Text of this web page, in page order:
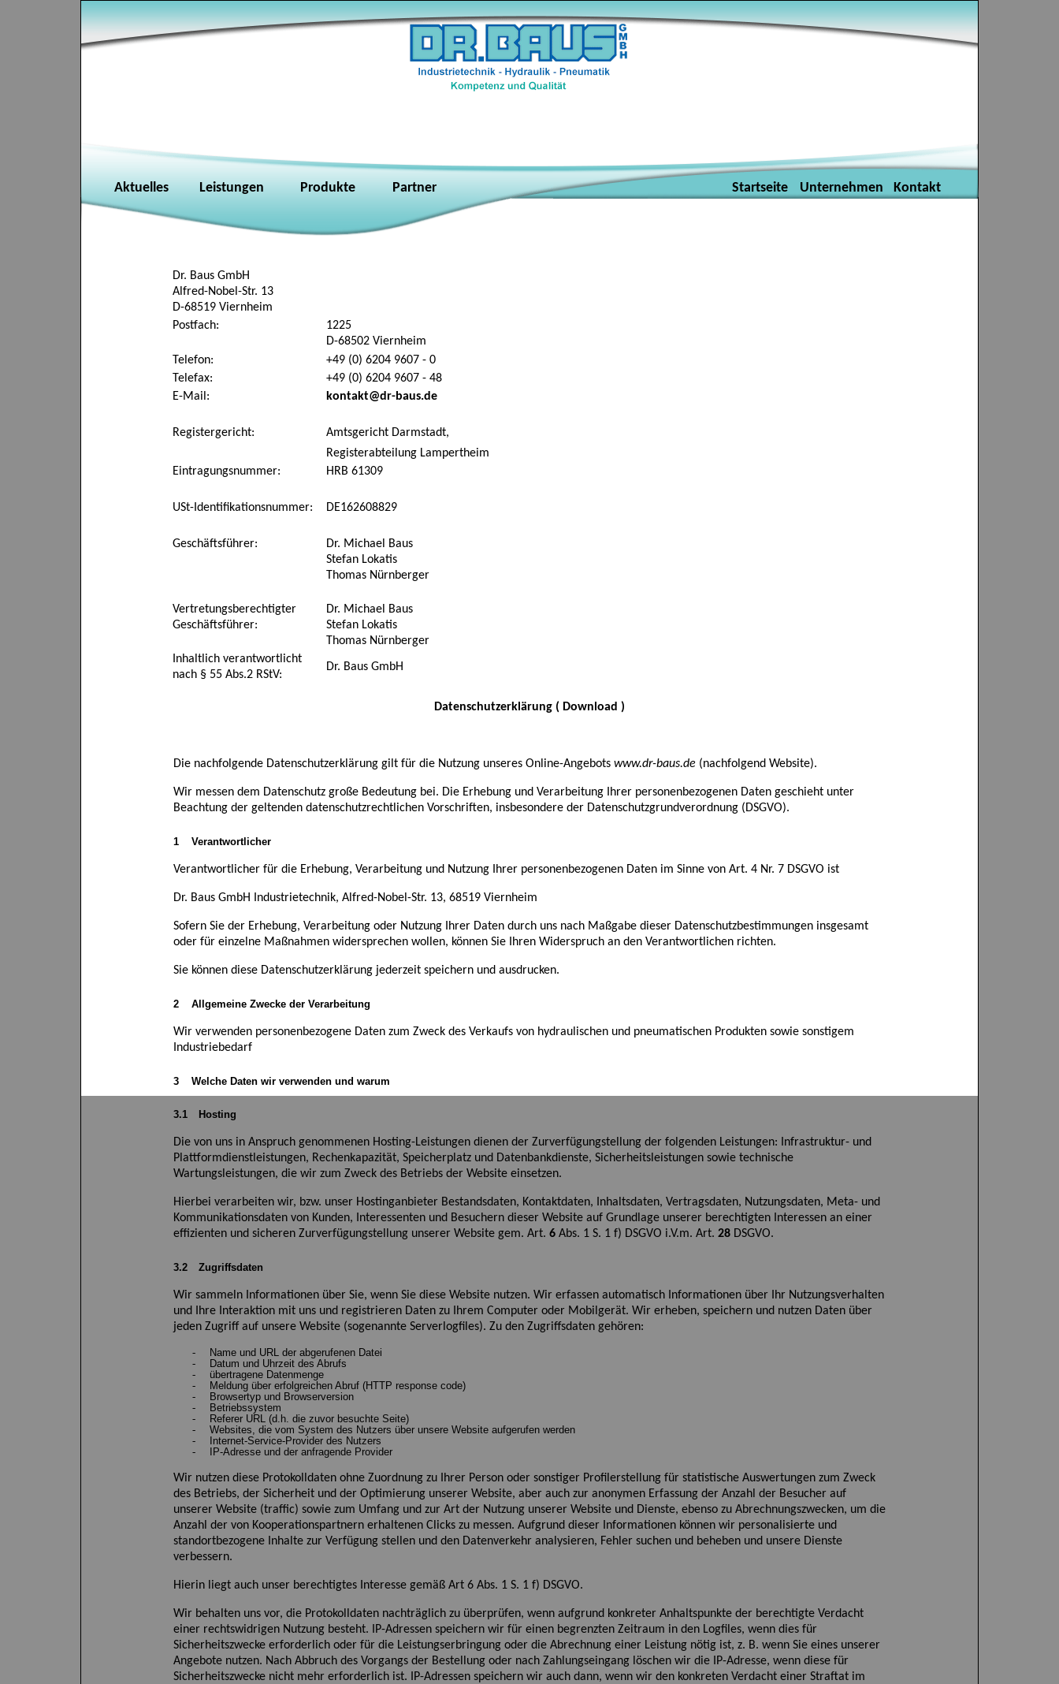
Aktuelles Leistungen Produkte Partner Startseite Unternehmen Kontakt
Dr. Baus GmbH
Alfred-Nobel-Str. 13
D-68519 Viernheim
Postfach:
1225
D-68502 Viernheim
Telefon:
+49 (0) 6204 9607 - 0
Telefax:
+49 (0) 6204 9607 - 48
E-Mail:
kontakt@dr-baus.de
Registergericht:
Amtsgericht Darmstadt,
Registerabteilung Lampertheim
Eintragungsnummer:
HRB 61309
USt-Identifikationsnummer: DE162608829
Geschäftsführer:
Dr. Michael Baus
Stefan Lokatis
Thomas Nürnberger
Vertretungsberechtigter
Geschäftsführer:
Dr. Michael Baus
Stefan Lokatis
Thomas Nürnberger
Inhaltlich verantwortlicht
nach § 55 Abs.2 RStV:
Dr. Baus GmbH
Datenschutzerklärung ( Download )
Die nachfolgende Datenschutzerklärung gilt für die Nutzung unseres Online-Angebots www.dr-baus.de (nachfolgend Website).
Wir messen dem Datenschutz große Bedeutung bei. Die Erhebung und Verarbeitung Ihrer personenbezogenen Daten geschieht unter
Beachtung der geltenden datenschutzrechtlichen Vorschriften, insbesondere der Datenschutzgrundverordnung (DSGVO).
1 Verantwortlicher
Verantwortlicher für die Erhebung, Verarbeitung und Nutzung Ihrer personenbezogenen Daten im Sinne von Art. 4 Nr. 7 DSGVO ist
Dr. Baus GmbH Industrietechnik, Alfred-Nobel-Str. 13, 68519 Viernheim
Sofern Sie der Erhebung, Verarbeitung oder Nutzung Ihrer Daten durch uns nach Maßgabe dieser Datenschutzbestimmungen insgesamt
oder für einzelne Maßnahmen widersprechen wollen, können Sie Ihren Widerspruch an den Verantwortlichen richten.
Sie können diese Datenschutzerklärung jederzeit speichern und ausdrucken.
2 Allgemeine Zwecke der Verarbeitung
Wir verwenden personenbezogene Daten zum Zweck des Verkaufs von hydraulischen und pneumatischen Produkten sowie sonstigem
Industriebedarf
3 Welche Daten wir verwenden und warum
3.1 Hosting
Die von uns in Anspruch genommenen Hosting-Leistungen dienen der Zurverfügungstellung der folgenden Leistungen: Infrastruktur- und
Plattformdienstleistungen, Rechenkapazität, Speicherplatz und Datenbankdienste, Sicherheitsleistungen sowie technische
Wartungsleistungen, die wir zum Zweck des Betriebs der Website einsetzen.
Hierbei verarbeiten wir, bzw. unser Hostinganbieter Bestandsdaten, Kontaktdaten, Inhaltsdaten, Vertragsdaten, Nutzungsdaten, Meta- und
Kommunikationsdaten von Kunden, Interessenten und Besuchern dieser Website auf Grundlage unserer berechtigten Interessen an einer
effizienten und sicheren Zurverfügungstellung unserer Website gem. Art. 6 Abs. 1 S. 1 f) DSGVO i.V.m. Art. 28 DSGVO.
3.2 Zugriffsdaten
Wir sammeln Informationen über Sie, wenn Sie diese Website nutzen. Wir erfassen automatisch Informationen über Ihr Nutzungsverhalten
und Ihre Interaktion mit uns und registrieren Daten zu Ihrem Computer oder Mobilgerät. Wir erheben, speichern und nutzen Daten über
jeden Zugriff auf unsere Website (sogenannte Serverlogfiles). Zu den Zugriffsdaten gehören:
-
Name und URL der abgerufenen Datei
-
Datum und Uhrzeit des Abrufs
-
übertragene Datenmenge
-
Meldung über erfolgreichen Abruf (HTTP response code)
-
Browsertyp und Browserversion
-
Betriebssystem
-
Referer URL (d.h. die zuvor besuchte Seite)
-
Websites, die vom System des Nutzers über unsere Website aufgerufen werden
-
Internet-Service-Provider des Nutzers
-
IP-Adresse und der anfragende Provider
Wir nutzen diese Protokolldaten ohne Zuordnung zu Ihrer Person oder sonstiger Profilerstellung für statistische Auswertungen zum Zweck
des Betriebs, der Sicherheit und der Optimierung unserer Website, aber auch zur anonymen Erfassung der Anzahl der Besucher auf
unserer Website (traffic) sowie zum Umfang und zur Art der Nutzung unserer Website und Dienste, ebenso zu Abrechnungszwecken, um die
Anzahl der von Kooperationspartnern erhaltenen Clicks zu messen. Aufgrund dieser Informationen können wir personalisierte und
standortbezogene Inhalte zur Verfügung stellen und den Datenverkehr analysieren, Fehler suchen und beheben und unsere Dienste
verbessern.
Hierin liegt auch unser berechtigtes Interesse gemäß Art 6 Abs. 1 S. 1 f) DSGVO.
Wir behalten uns vor, die Protokolldaten nachträglich zu überprüfen, wenn aufgrund konkreter Anhaltspunkte der berechtigte Verdacht
einer rechtswidrigen Nutzung besteht. IP-Adressen speichern wir für einen begrenzten Zeitraum in den Logfiles, wenn dies für
Sicherheitszwecke erforderlich oder für die Leistungserbringung oder die Abrechnung einer Leistung nötig ist, z. B. wenn Sie eines unserer
Angebote nutzen. Nach Abbruch des Vorgangs der Bestellung oder nach Zahlungseingang löschen wir die IP-Adresse, wenn diese für
Sicherheitszwecke nicht mehr erforderlich ist. IP-Adressen speichern wir auch dann, wenn wir den konkreten Verdacht einer Straftat im